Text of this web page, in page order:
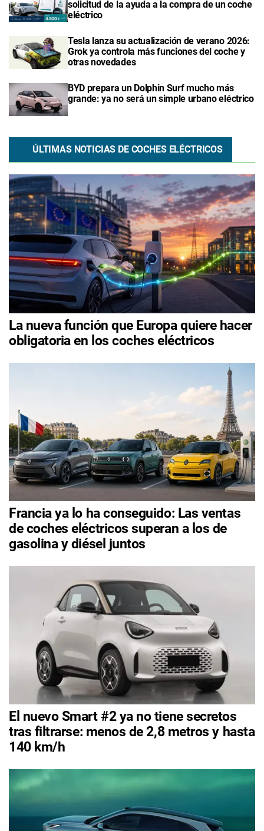
solicitud de la ayuda a la compra de un coche
eléctrico
Tesla lanza su actualización de verano 2026:
Grok ya controla más funciones del coche y
otras novedades
BYD prepara un Dolphin Surf mucho más
grande: ya no será un simple urbano eléctrico
ÚLTIMAS NOTICIAS DE COCHES ELÉCTRICOS
La nueva función que Europa quiere hacer
obligatoria en los coches eléctricos
Francia ya lo ha conseguido: Las ventas
de coches eléctricos superan a los de
gasolina y diésel juntos
El nuevo Smart #2 ya no tiene secretos
tras filtrarse: menos de 2,8 metros y hasta
140 km/h